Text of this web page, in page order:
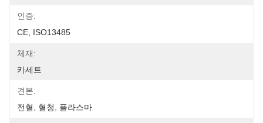
인증:
CE, ISO13485
체재:
카세트
견본:
전혈, 혈청, 플라스마